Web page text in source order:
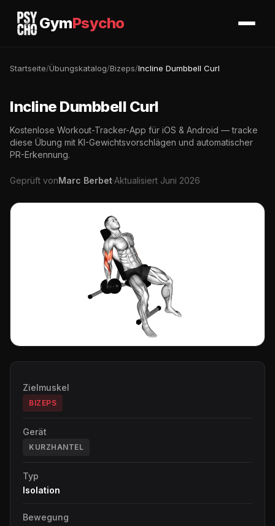
GymPsycho
Startseite/Übungskatalog/Bizeps/Incline Dumbbell Curl
Incline Dumbbell Curl
Kostenlose Workout-Tracker-App für iOS & Android — tracke
diese Übung mit KI-Gewichtsvorschlägen und automatischer
PR-Erkennung.
Geprüft vonMarc Berbet·Aktualisiert Juni 2026
Zielmuskel
BIZEPS
Gerät
KURZHANTEL
Typ
Isolation
Bewegung